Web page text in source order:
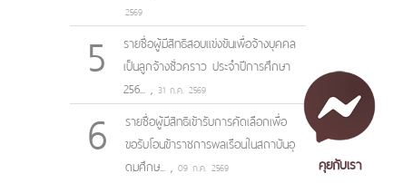
2569
5
รายชื่อผู้มีสิทธิสอบแข่งขันเพื่อจ้างบุคคล
เป็นลูกจ้างชั่วคราว ประจำปีการศึกษา
256... , 31 ก.ค. 2569
6
รายชื่อผู้มีสิทธิเข้ารับการคัดเลือกเพื่อ
ขอรับโอนข้าราชการพลเรือนในสถาบันอุ
ดมศึกษ... , 09 ก.ค. 2569 คุยกับเรา